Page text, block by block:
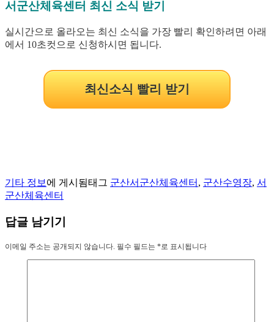
서군산체육센터 최신 소식 받기
실시간으로 올라오는 최신 소식을 가장 빨리 확인하려면 아래
에서 10초컷으로 신청하시면 됩니다.
최신소식 빨리 받기
기타 정보 에 게시됨태그 군산서군산체육센터 , 군산수영장, 서
군산체육센터
답글 남기기
이메일 주소는 공개되지 않습니다. 필수 필드는 *로 표시됩니다